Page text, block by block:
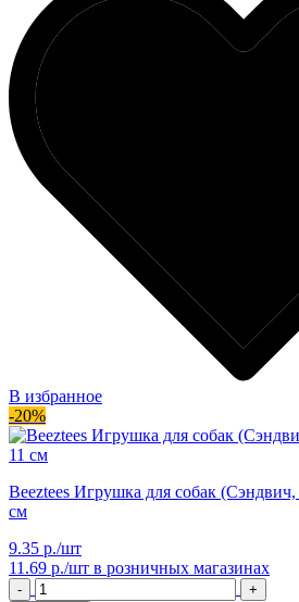
В избранное
-20%
Beeztees Игрушка для собак (Сэндвич,
см
9.35 р./шт
11.69 р./шт в розничных магазинах
-
+